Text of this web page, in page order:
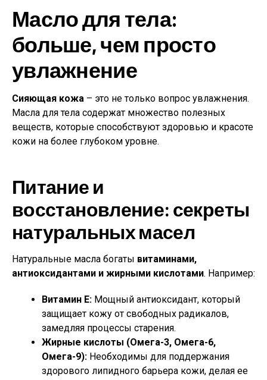
Масло для тела:
больше, чем просто
увлажнение
Сияющая кожа – это не только вопрос увлажнения.
Масла для тела содержат множество полезных
веществ, которые способствуют здоровью и красоте
кожи на более глубоком уровне.
Питание и
восстановление: секреты
натуральных масел
Натуральные масла богаты витаминами,
антиоксидантами и жирными кислотами. Например:
Витамин Е: Мощный антиоксидант, который
защищает кожу от свободных радикалов,
замедляя процессы старения.
Жирные кислоты (Омега-3, Омега-6,
Омега-9): Необходимы для поддержания
здорового липидного барьера кожи, делая ее